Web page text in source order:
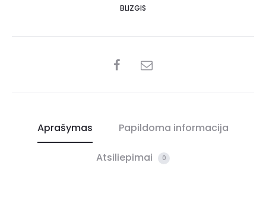
BLIZGIS
Aprašymas Papildoma informacija
Atsiliepimai 0